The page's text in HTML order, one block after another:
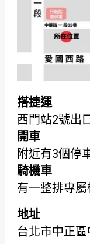
搭捷運
西門站2號出
開車
附近有3個停
騎機車
有一整排專
地址
台北市中正